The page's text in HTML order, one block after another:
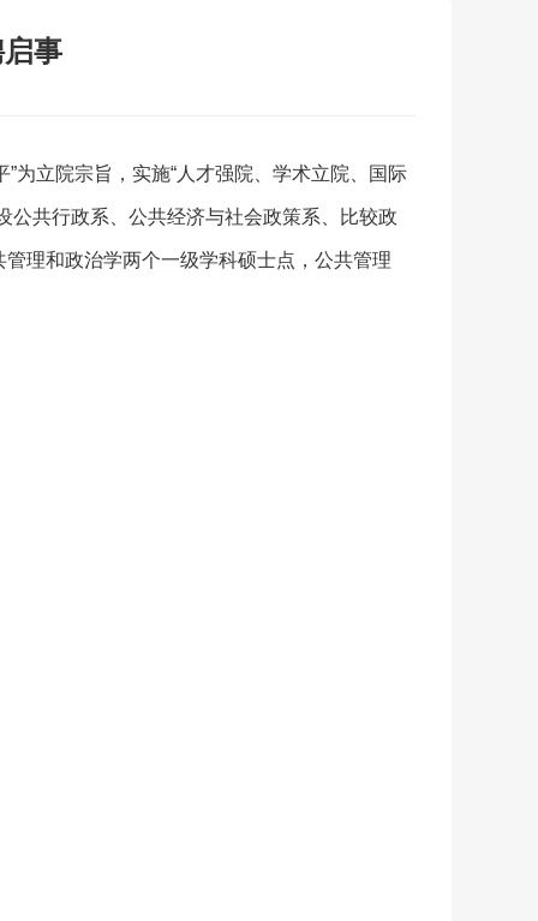
事
为立院宗旨，实施“人才强院、学术立院、国际
公共行政系、公共经济与社会政策系、比较政
理和政治学两个一级学科硕士点，公共管理